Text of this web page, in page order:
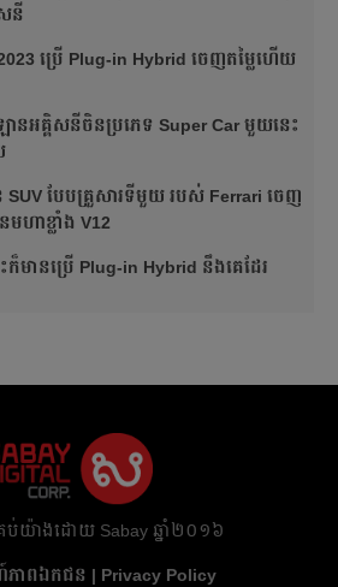
នី
ប្រើ Plug-in Hybrid ចេញតម្លៃហើយ
អគ្គិសនីចិនប្រភេទ Super Car មួយនេះ
SUV បែបគ្រួសារទីមួយ របស់ Ferrari ចេញ
ហាខ្លាំង V12
ះក៏មានប្រើ Plug-in Hybrid នឹងគេដែរ
រប់​យ៉ាង​ដោយ​ Sabay ឆ្នាំ​២០១៦
ាព​ឯកជន | Privacy Policy